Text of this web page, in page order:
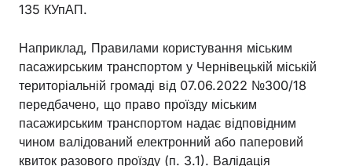
135 КУпАП.
Наприклад, Правилами користування міським
пасажирським транспортом у Чернівецькій міській
територіальній громаді від 07.06.2022 №300/18
передбачено, що право проїзду міським
пасажирським транспортом надає відповідним
чином валідований електронний або паперовий
квиток разового проїзду (п. 3.1). Валідація